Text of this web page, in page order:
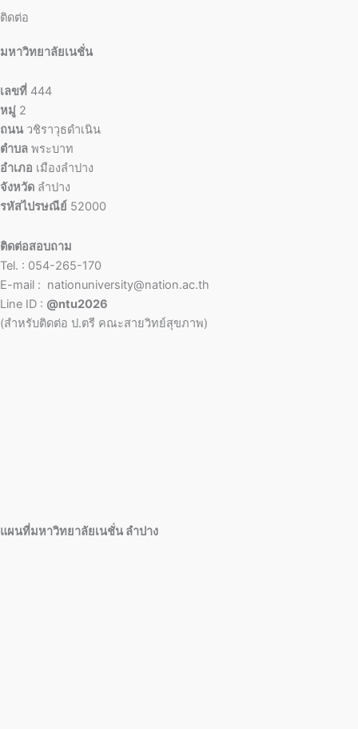
ติดต่อ
มหาวิทยาลัยเนชั่น
เลขที่ 444
หมู่ 2
ถนน วชิราวุธดำเนิน
ตำบล พระบาท
อำเภอ เมืองลำปาง
จังหวัด ลำปาง
รหัสไปรษณีย์ 52000
ติดต่อสอบถาม
Tel. : 054-265-170
E-mail : nationuniversity@nation.ac.th
Line ID : @ntu2026
(สำหรับติดต่อ ป.ตรี คณะสายวิทย์สุขภาพ)
แผนที่มหาวิทยาลัยเนชั่น ลำปาง